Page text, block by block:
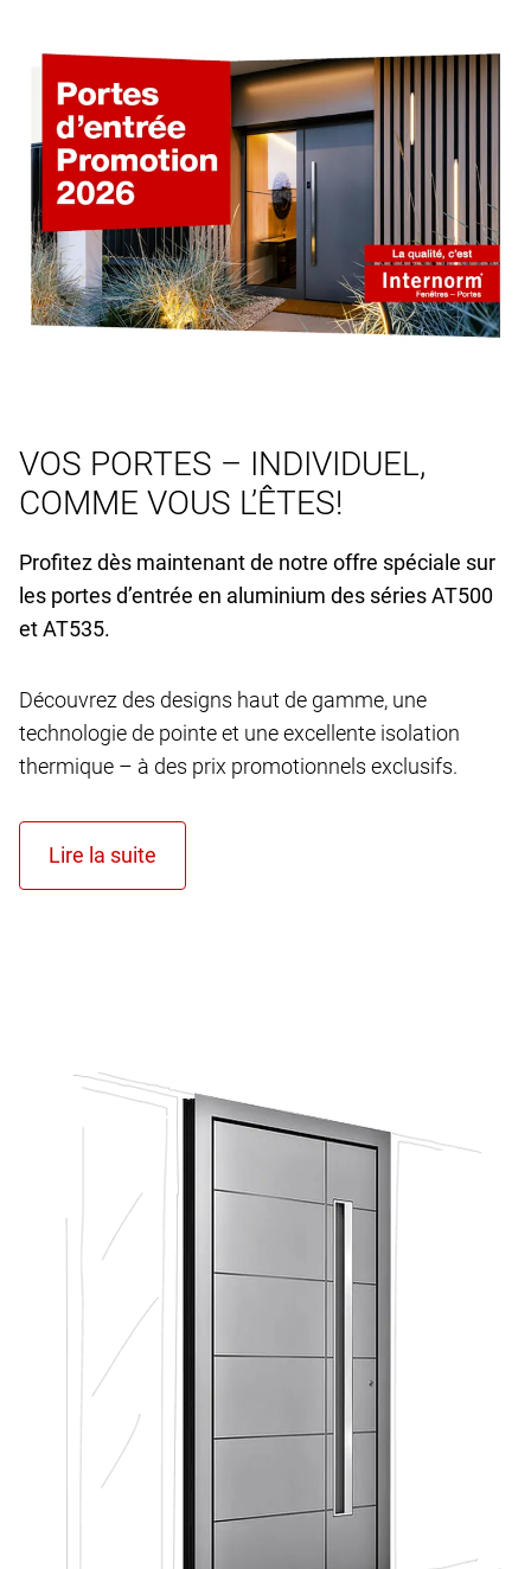
VOS PORTES – INDIVIDUEL,
COMME VOUS L’ÊTES!
Profitez dès maintenant de notre offre spéciale sur
les portes d’entrée en aluminium des séries AT500
et AT535.
Découvrez des designs haut de gamme, une
technologie de pointe et une excellente isolation
thermique – à des prix promotionnels exclusifs.